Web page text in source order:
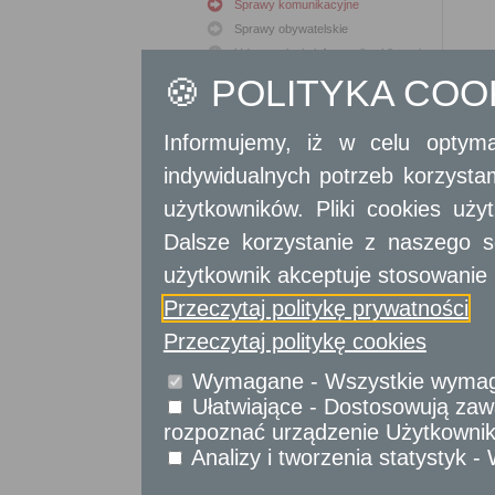
Sprawy komunikacyjne
Sprawy obywatelskie
Udostępnianie informacji publicznej
Usługidla instytucji,
urzędów
🍪 POLITYKA
Informujemy, iż w celu
indywidualnych potrzeb
użytkowników. Pliki cookies
Dalsze korzystanie z naszego
użytkownik akceptuje stosowanie
Przeczytaj politykę prywatności
Przeczytaj politykę cookies
Wymagane - Wszystkie
Ułatwiające - Dostosowują
rozpoznać urządzenie
Analizy i tworzenia statystyk -